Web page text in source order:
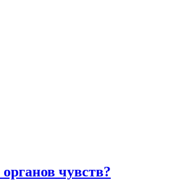
чувств?